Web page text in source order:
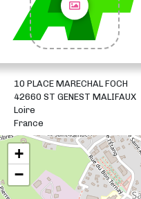
10 PLACE MARECHAL FOCH
42660 ST GENEST MALIFAUX
Loire
France
+
−